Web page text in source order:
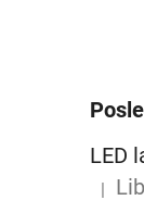
LED